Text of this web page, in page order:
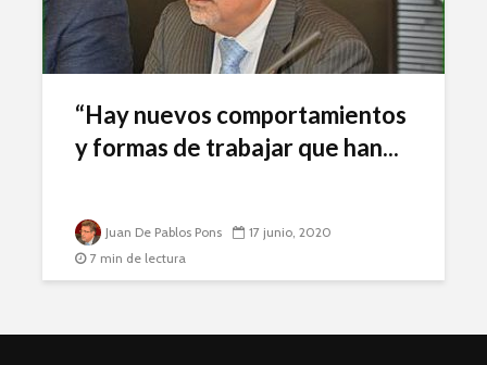
“Hay nuevos comportamientos
y formas de trabajar que han...
Juan De Pablos Pons
17 junio, 2020
7 min de lectura